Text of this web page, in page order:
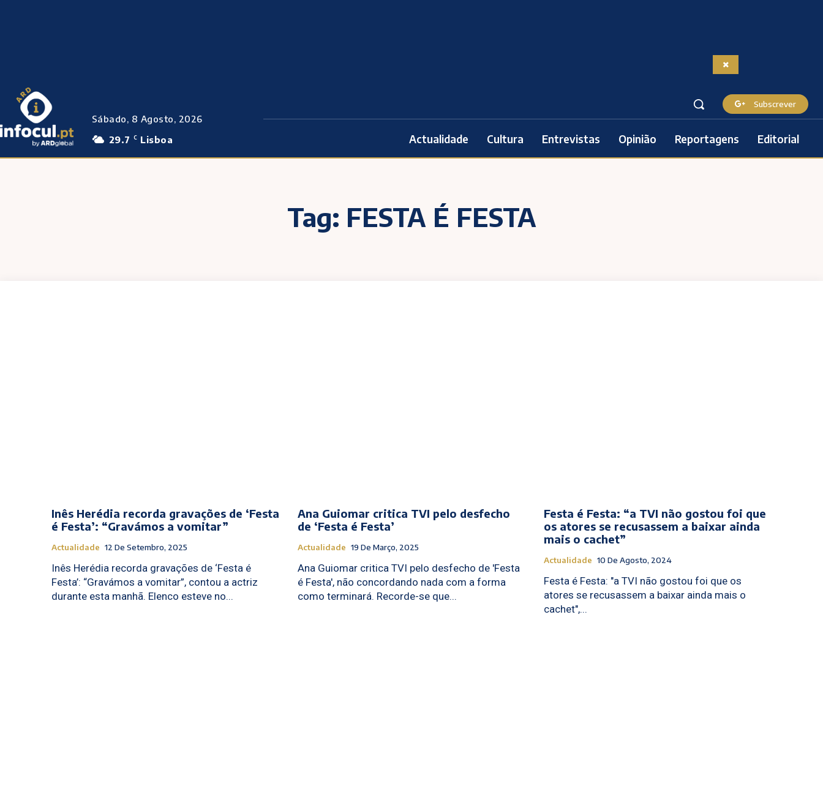
Sábado, 8 Agosto, 2026
29.7
C Lisboa
Subscrever
Actualidade Cultura Entrevistas Opinião Reportagens Editorial
Tag: FESTA É FESTA
Inês Herédia recorda gravações de ‘Festa
é Festa’: “Gravámos a vomitar”
Actualidade 12 De Setembro, 2025
Inês Herédia recorda gravações de ‘Festa é
Festa’: “Gravámos a vomitar”, contou a actriz
durante esta manhã. Elenco esteve no...
Ana Guiomar critica TVI pelo desfecho
de ‘Festa é Festa’
Actualidade 19 De Março, 2025
Ana Guiomar critica TVI pelo desfecho de 'Festa
é Festa', não concordando nada com a forma
como terminará. Recorde-se que...
Festa é Festa: “a TVI não gostou foi que
os atores se recusassem a baixar ainda
mais o cachet”
Actualidade 10 De Agosto, 2024
Festa é Festa: "a TVI não gostou foi que os
atores se recusassem a baixar ainda mais o
cachet",...